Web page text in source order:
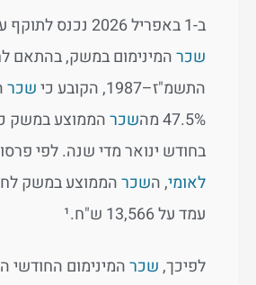
ב-1 באפריל 2026 נכנס לתוקף עדכון אוטומטי של
שכרהמינימום במשק, בהתאם
התשמ"ז–1987, הקובע כי
שכר
47.5% מה
שכרהממוצע במשק
בחודש ינואר מדי שנה. לפי
לאומי, השכר
עמד על 13,566 ש"ח.¹
לפיכך,שכרהמינימום החודשי